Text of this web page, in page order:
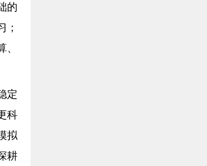
的
；
定
科
拟
耕